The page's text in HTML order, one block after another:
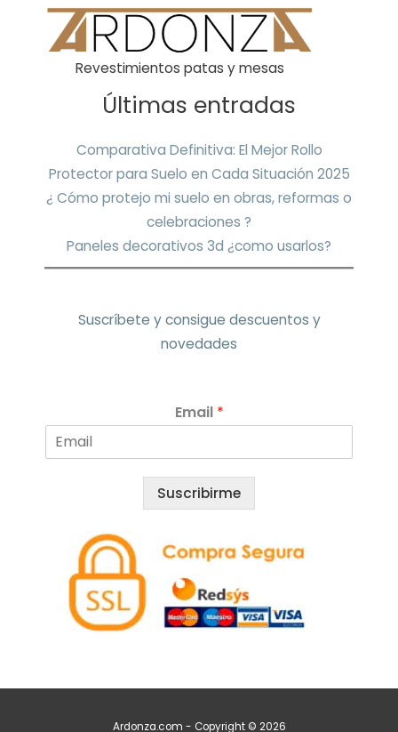
Revestimientos patas y mesas
Últimas entradas
Comparativa Definitiva: El Mejor Rollo
Protector para Suelo en Cada Situación 2025
¿ Cómo protejo mi suelo en obras, reformas o
celebraciones ?
Paneles decorativos 3d ¿como usarlos?
Suscríbete y consigue descuentos y
novedades
Email *
Suscribirme
Ardonza.com - Copyright © 2026